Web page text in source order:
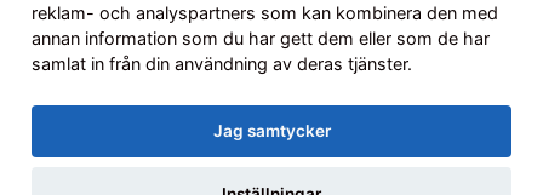
Instagram
Facebook
© Copyright 2026 Fålhagens Tuna Rör & Värme Aktiebolag |
reklam- och analyspartners som kan kombinera den med
annan information som du har gett dem eller som de har
samlat in från din användning av deras tjänster.
Jag samtycker